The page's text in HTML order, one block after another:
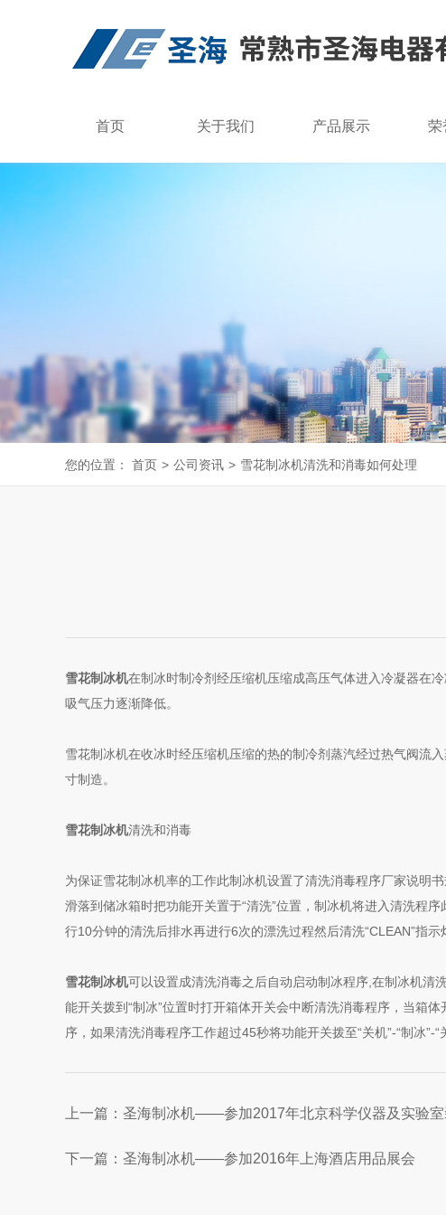
首页 关于我们 产品展示 荣
您的位置： 首页 > 公司资讯 > 雪花制冰机清洗和消毒如何处理
雪花制冰机在制冰时制冷剂经压缩机压缩成高压气体进入冷凝器在
吸气压力逐渐降低。
雪花制冰机在收冰时经压缩机压缩的热的制冷剂蒸汽经过热气阀流
寸制造。
雪花制冰机清洗和消毒
为保证雪花制冰机率的工作此制冰机设置了清洗消毒程序厂家说明
滑落到储冰箱时把功能开关置于“清洗”位置，制冰机将进入清洗程
行10分钟的清洗后排水再进行6次的漂洗过程然后清洗“CLEAN”指
雪花制冰机可以设置成清洗消毒之后自动启动制冰程序,在制冰机清
能开关拨到“制冰”位置时打开箱体开关会中断清洗消毒程序，当箱
序，如果清洗消毒程序工作超过45秒将功能开关拨至“关机”-“制冰”-“
上一篇： 圣海制冰机——参加2017年北京科学仪器及实验室
下一篇： 圣海制冰机——参加2016年上海酒店用品展会